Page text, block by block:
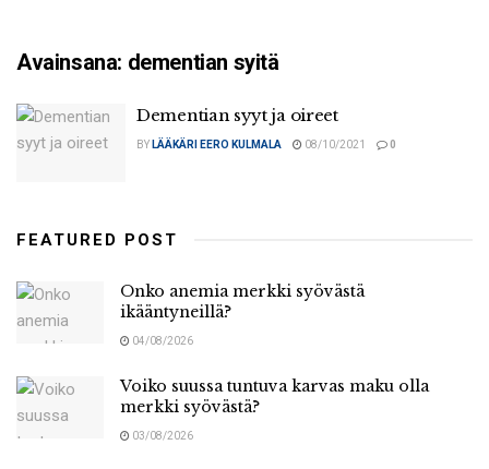
Avainsana: dementian syitä
Dementian syyt ja oireet
BY LÄÄKÄRI EERO KULMALA 08/10/2021 0
FEATURED POST
Onko anemia merkki syövästä
ikääntyneillä?
04/08/2026
Voiko suussa tuntuva karvas maku olla
merkki syövästä?
03/08/2026